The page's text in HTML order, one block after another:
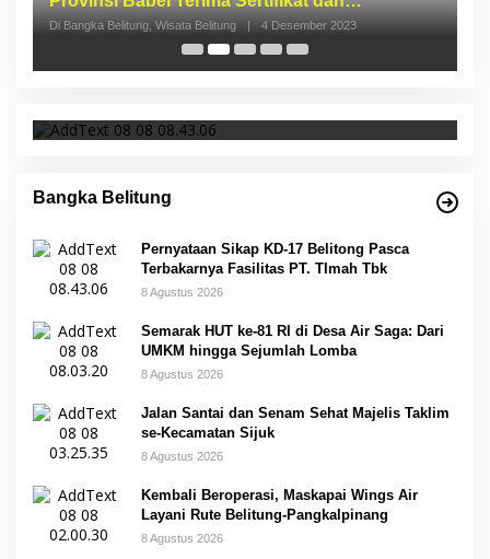
Bangka Belitung
Pernyataan Sikap KD-17 Belitong Pasca
Terbakarnya Fasilitas PT. TImah Tbk
8 Agustus 2026
Semarak HUT ke-81 RI di Desa Air Saga: Dari
UMKM hingga Sejumlah Lomba
8 Agustus 2026
Jalan Santai dan Senam Sehat Majelis Taklim
se-Kecamatan Sijuk
8 Agustus 2026
Kembali Beroperasi, Maskapai Wings Air
Layani Rute Belitung-Pangkalpinang
8 Agustus 2026